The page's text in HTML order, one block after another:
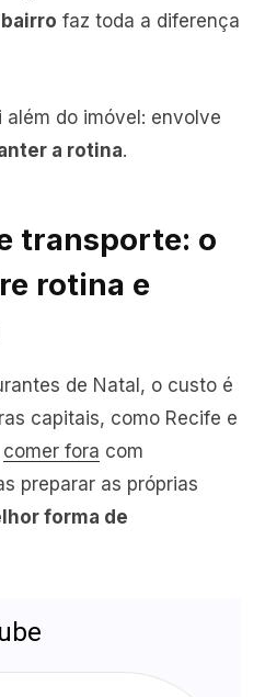
faz toda a diferença
além do imóvel: envolve
a rotina.
transporte: o
rotina e
de Natal, o custo é
capitais, como Recife e
comer fora com
preparar as próprias
forma de